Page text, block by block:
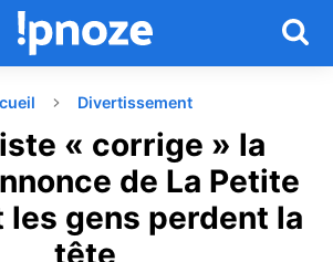
Divertissement
« corrige » la
de La Petite
les gens perdent la
tête